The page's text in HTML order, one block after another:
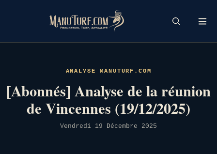
ANALYSE MANUTURF.COM
[Abonnés] Analyse de la réunion
de Vincennes (19/12/2025)
Vendredi 19 Décembre 2025